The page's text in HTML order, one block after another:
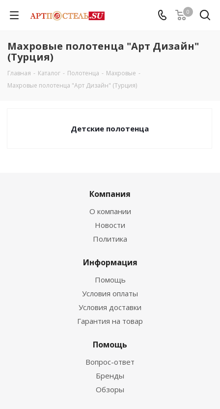
0
Махровые полотенца "Арт Дизайн"
(Турция)
Главная - Каталог - Полотенца - Махровые -
Махровые полотенца "Арт Дизайн" (Турция)
Детские полотенца
Компания
О компании
Новости
Политика
Информация
Помощь
Условия оплаты
Условия доставки
Гарантия на товар
Помощь
Вопрос-ответ
Бренды
Обзоры